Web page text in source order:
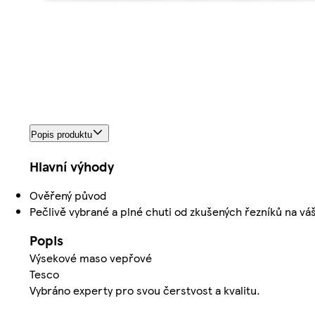
Popis produktu
Hlavní výhody
Ověřený původ
Pečlivě vybrané a plné chuti od zkušených řezníků na
Popis
Výsekové maso vepřové
Tesco
Vybráno experty pro svou čerstvost a kvalitu.